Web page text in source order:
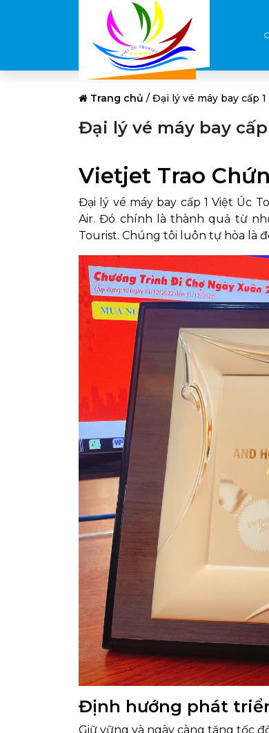
Trang chủ / Đại lý vé máy bay cấp
Đại lý vé máy bay
Vietjet Trao
Đại lý vé máy bay cấp 1 Việt Úc
Air. Đó chính là thành quả từ
Tourist. Chúng tôi luôn tự hòa là
Định hướng phát
Giữ vững và ngày càng tăng tốc